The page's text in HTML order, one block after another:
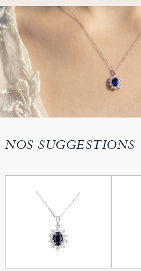
NOS SUGGESTIONS